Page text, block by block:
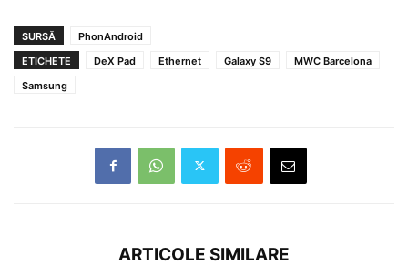
SURSĂ
PhonAndroid
ETICHETE
DeX Pad Ethernet Galaxy S9
MWC Barcelona
Samsung
ARTICOLE SIMILARE